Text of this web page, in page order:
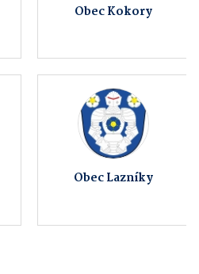
Obec Kokory
Obec Lazníky